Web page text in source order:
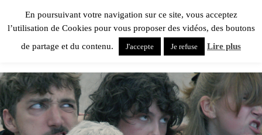
En poursuivant votre navigation sur ce site, vous acceptez
l’utilisation de Cookies pour vous proposer des vidéos, des boutons
de partage et du contenu.
J'accepte Je refuse Lire plus